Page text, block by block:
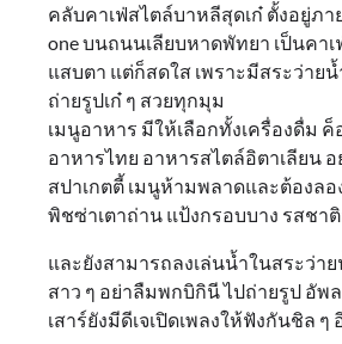
คลับคาเฟ่สไตล์บาหลีสุดเก๋ ตั้งอยู่ภา
one บนถนนเลียบหาดพัทยา เป็นคา
แสบตา แต่ก็สดใส เพราะมีสระว่าย
ถ่ายรูปเก๋ ๆ สวยทุกมุม
เมนูอาหาร มีให้เลือกทั้งเครื่องดื่ม
อาหารไทย อาหารสไตล์อิตาเลียน
สปาเกตตี้ เมนูห้ามพลาดและต้องลอ
พิชซ่าเตาถ่าน แป้งกรอบบาง รสชา
และยังสามารถลงเล่นน้ำในสระว่า
สาว ๆ อย่าลืมพกบิกินี ไปถ่ายรูป อัพ
เสาร์ยังมีดีเจเปิดเพลงให้ฟังกันชิล ๆ